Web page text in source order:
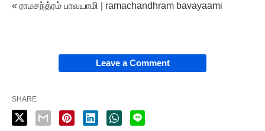
« ராமசந்த்ரம் பாவயாமி | ramachandhram bavayaami
Leave a Comment
SHARE